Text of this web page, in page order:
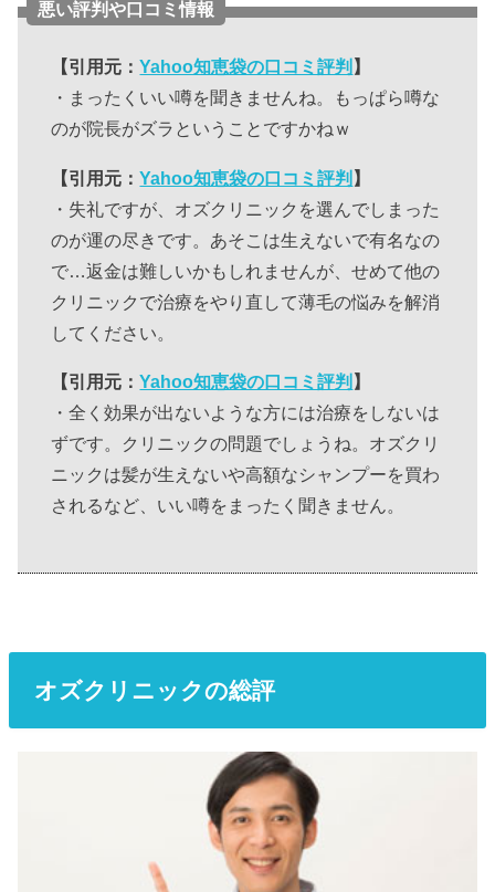
悪い評判や口コミ情報
【引用元：Yahoo知恵袋の口コミ評判 】
・まったくいい噂を聞きませんね。もっぱら噂な
のが院長がズラということですかねｗ
【引用元：Yahoo知恵袋の口コミ評判 】
・失礼ですが、オズクリニックを選んでしまった
のが運の尽きです。あそこは生えないで有名なの
で…返金は難しいかもしれませんが、せめて他の
クリニックで治療をやり直して薄毛の悩みを解消
してください。
【引用元：Yahoo知恵袋の口コミ評判 】
・全く効果が出ないような方には治療をしないは
ずです。クリニックの問題でしょうね。オズクリ
ニックは髪が生えないや高額なシャンプーを買わ
されるなど、いい噂をまったく聞きません。
オズクリニックの総評